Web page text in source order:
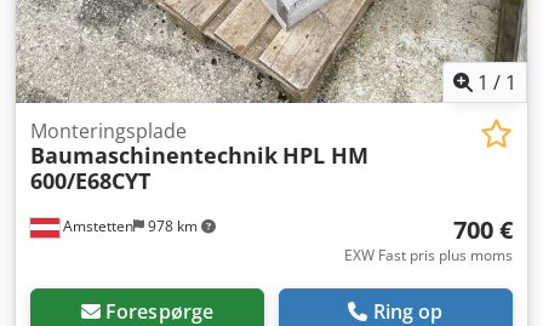
1 / 1
Amstetten 978 km
Monteringsplade
Baumaschinentechnik HPL HM
600/E68CYT
700 €
EXW Fast pris plus moms
Forespørge Ring op